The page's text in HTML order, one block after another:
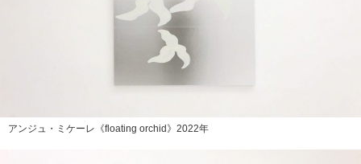
アンジュ・ミケーレ《floating orchid》2022年